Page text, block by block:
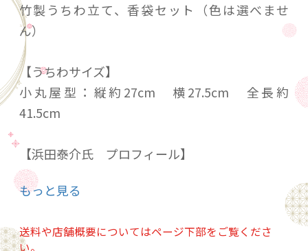
竹製うちわ立て、香袋セット（色は選べませ
ん）
【うちわサイズ】
小丸屋型：縦約27cm 横27.5cm 全長約
41.5cm
【浜田泰介氏 プロフィール】
1932年（昭和7年)、愛媛県生まれ。滋賀県在
住。京都市立美術大大学院を修了後、同36年か
ら2度にわたり渡米。前衛的な抽象画で注目を集
める。帰国後は日本画に転向し、「日本百景」
もっと見る
送料や店舗概要についてはページ下部をご覧くださ
い。